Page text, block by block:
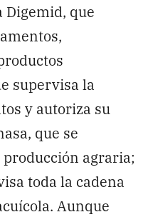
que
supervisa la
y autoriza su
que se
agraria;
toda la cadena
Aunque